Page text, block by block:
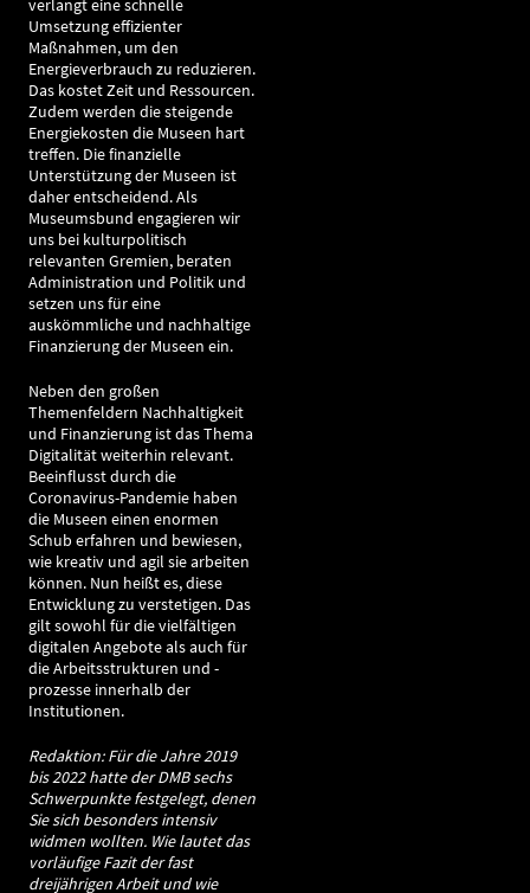
verlangt eine schnelle
Umsetzung effizienter
Maßnahmen, um den
Energieverbrauch zu reduzieren.
Das kostet Zeit und Ressourcen.
Zudem werden die steigende
Energiekosten die Museen hart
treffen. Die finanzielle
Unterstützung der Museen ist
daher entscheidend. Als
Museumsbund engagieren wir
uns bei kulturpolitisch
relevanten Gremien, beraten
Administration und Politik und
setzen uns für eine
auskömmliche und nachhaltige
Finanzierung der Museen ein.
Neben den großen
Themenfeldern Nachhaltigkeit
und Finanzierung ist das Thema
Digitalität weiterhin relevant.
Beeinflusst durch die
Coronavirus-Pandemie haben
die Museen einen enormen
Schub erfahren und bewiesen,
wie kreativ und agil sie arbeiten
können. Nun heißt es, diese
Entwicklung zu verstetigen. Das
gilt sowohl für die vielfältigen
digitalen Angebote als auch für
die Arbeitsstrukturen und -
prozesse innerhalb der
Institutionen.
Redaktion: Für die Jahre 2019
bis 2022 hatte der DMB sechs
Schwerpunkte festgelegt, denen
Sie sich besonders intensiv
widmen wollten. Wie lautet das
vorläufige Fazit der fast
dreijährigen Arbeit und wie